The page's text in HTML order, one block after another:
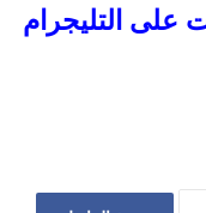
على التليجرام